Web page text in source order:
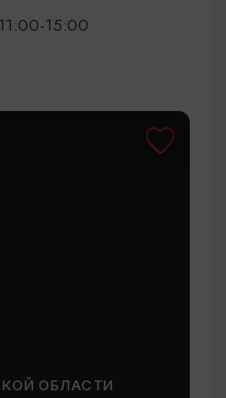
15:00
ОБЛАСТИ